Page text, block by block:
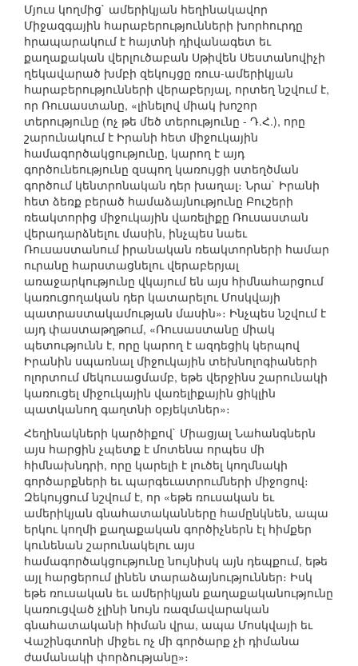
Մյուս կողմից` ամերիկյան հեղինակավոր
Միջազգային հարաբերությունների խորհուրդը
հրապարակում է հայտնի դիվանագետ եւ
քաղաքական վերլուծաբան Սթիվեն Սեստանովիչի
ղեկավարած խմբի զեկույցը ռուս-ամերիկյան
հարաբերությունների վերաբերյալ, որտեղ նշվում է,
որ Ռուսաստանը, «լինելով միակ խոշոր
տերությունը (ոչ թե մեծ տերությունը - Դ.Հ.), որը
շարունակում է Իրանի հետ միջուկային
համագործակցությունը, կարող է այդ
գործունեությունը զսպող կառույցի ստեղծման
գործում կենտրոնական դեր խաղալ։ Նրա` Իրանի
հետ ձեռք բերած համաձայնությունը Բուշերի
ռեակտորից միջուկային վառելիքը Ռուսաստան
վերադարձնելու մասին, ինչպես նաեւ
Ռուսաստանում իրանական ռեակտորների համար
ուրանը հարստացնելու վերաբերյալ
առաջարկությունը վկայում են այս հիմնահարցում
կառուցողական դեր կատարելու Մոսկվայի
պատրաստակամության մասին»։ Ինչպես նշվում է
այդ փաստաթղթում, «Ռուսաստանը միակ
պետությունն է, որը կարող է ազդեցիկ կերպով
Իրանին սպառնալ միջուկային տեխնոլոգիաների
ոլորտում մեկուսացմամբ, եթե վերջինս շարունակի
կառուցել միջուկային վառելիքային ցիկլին
պատկանող գաղտնի օբյեկտներ»։
Հեղինակների կարծիքով` Միացյալ Նահանգներն
այս հարցին չպետք է մոտենա որպես մի
հիմնախնդրի, որը կարելի է լուծել կողմնակի
գործարքների եւ պարգեւատրումների միջոցով։
Զեկույցում նշվում է, որ «եթե ռուսական եւ
ամերիկյան գնահատականները համընկնեն, ապա
երկու կողմի քաղաքական գործիչներն էլ հիմքեր
կունենան շարունակելու այս
համագործակցությունը նույնիսկ այն դեպքում, եթե
այլ հարցերում լինեն տարաձայնություններ։ Իսկ
եթե ռուսական եւ ամերիկյան քաղաքականությունը
կառուցված չլինի նույն ռազմավարական
գնահատականի հիման վրա, ապա Մոսկվայի եւ
Վաշինգտոնի միջեւ ոչ մի գործարք չի դիմանա
ժամանակի փորձությանը»։